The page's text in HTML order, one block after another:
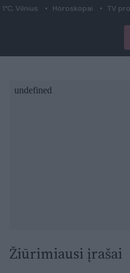
1°C, Vilnius Horoskopai TV
Žiūrimiausi įrašai